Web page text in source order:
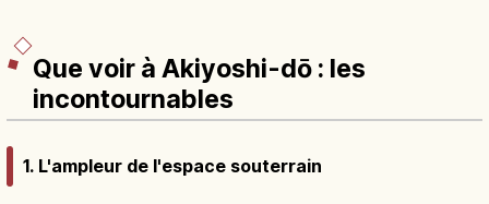
Que voir à Akiyoshi-dō : les
incontournables
1. L'ampleur de l'espace souterrain